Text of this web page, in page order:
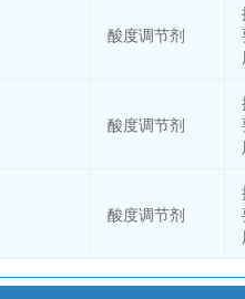
酸度调节剂
酸度调节剂
酸度调节剂